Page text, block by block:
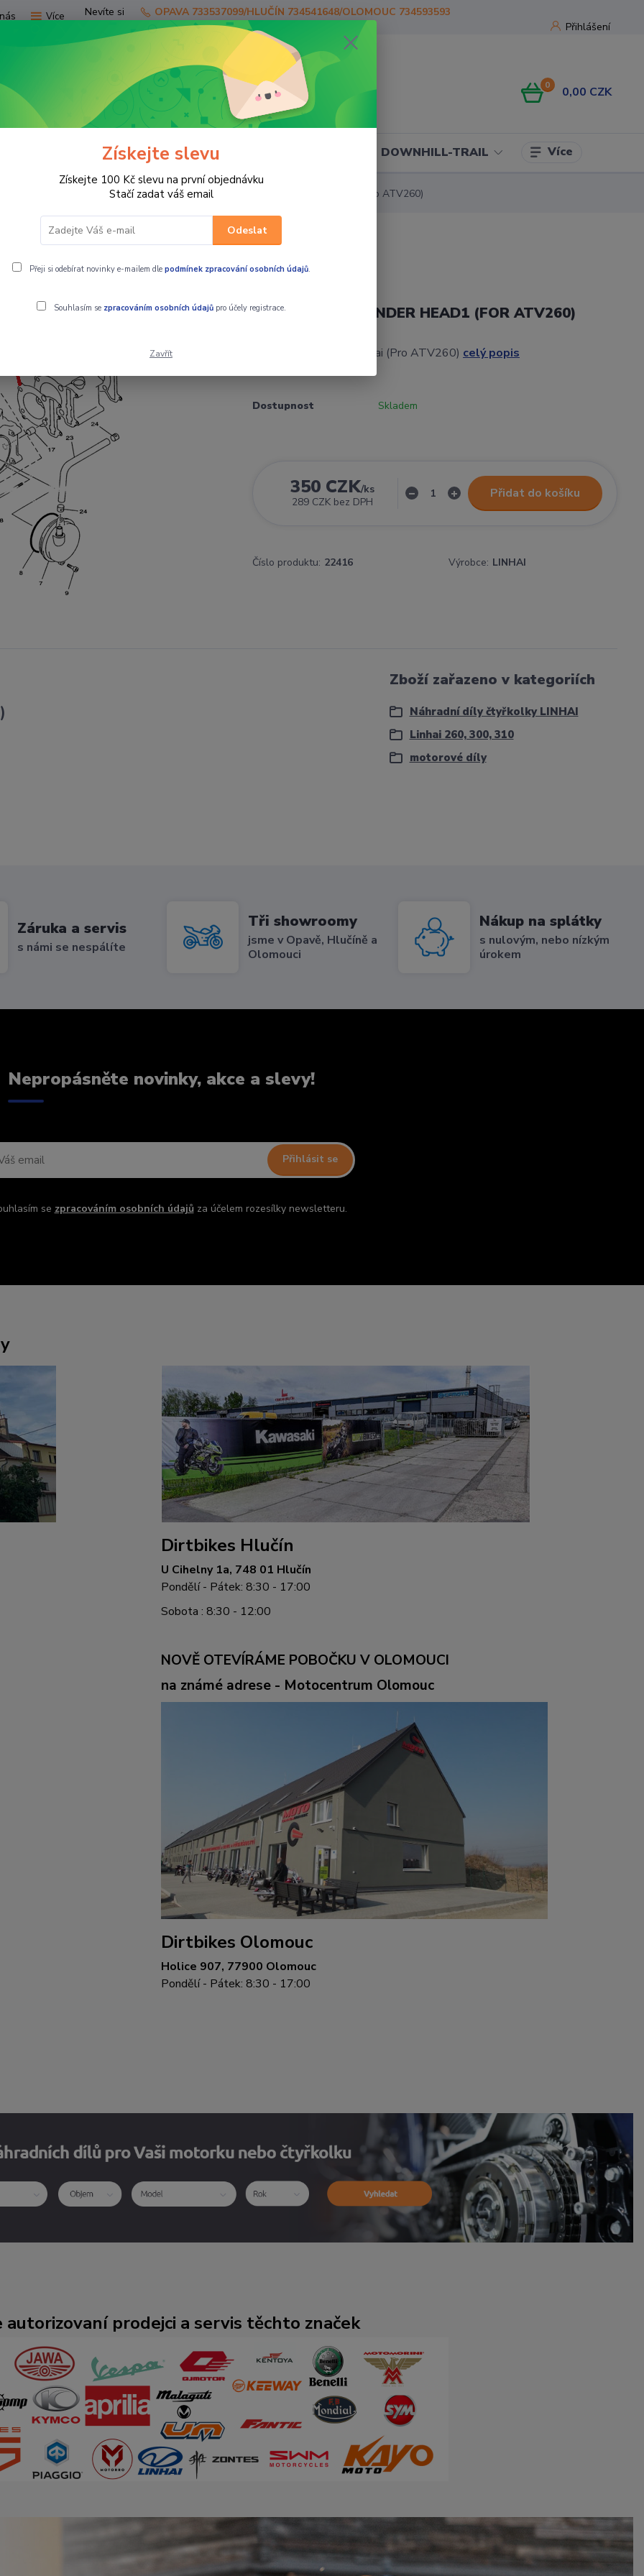
Více
Přihlášení
Hledat
Nevíte si
rady?
Zavolejte.
OPAVA 733537099/HLUČÍN 734541648/OLOMOUC 734593593
0 0,00 CZK
SKÚTRY PRO JEZDCE DOWNHILL-TRAIL Více
díly čtyřkolky LINHAI motorové díly 16. Těsnení hlavy válce Linhai (Pro ATV260)
16. GASKET CYLINDER HEAD1 (FOR ATV260)
Těsnení hlavy válce Linhai (Pro ATV260) celý popis
Dostupnost Skladem
350 CZK/ks
289 CZK bez DPH
Přidat do košíku
Číslo produktu: 22416 Výrobce: LINHAI
Zboží zařazeno v kategoriích
Náhradní díly čtyřkolky LINHAI
Linhai 260, 300, 310
motorové díly
Záruka a servis
s námi se nespálíte
Tři showroomy
jsme v Opavě, Hlučíně a
Olomouci
Nákup na splátky
s nulovým, nebo nízkým
úrokem
Nepropásněte novinky, akce a slevy!
Přihlásit se
se zpracováním osobních údajůza účelem rozesílky newsletteru.
Dirtbikes Hlučín
U Cihelny 1a, 748 01 Hlučín
Pondělí - Pátek: 8:30 - 17:00
Sobota : 8:30 - 12:00
NOVĚ OTEVÍRÁME POBOČKU V OLOMOUCI
na známé adrese - Motocentrum Olomouc
Dirtbikes Olomouc
Holice 907, 77900 Olomouc
Pondělí - Pátek: 8:30 - 17:00
autorizovaní prodejci a servis těchto značek
Získejte slevu
Získejte 100 Kč slevu na první objednávku
Stačí zadat váš email
Odeslat
Přeji si odebírat novinky e-mailem dle podmínek zpracování osobních údajů.
Souhlasím se zpracováním osobních údajůpro účely registrace.
Zavřít